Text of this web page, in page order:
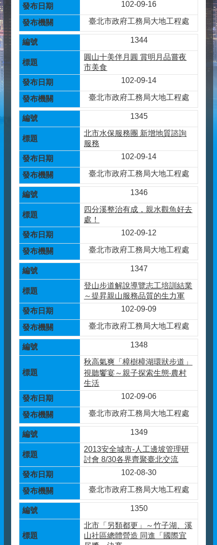
102-09-16
臺北市政府工務局大地工程處
1344
圓山十美伴月圓 賞明月品嘗夜
市美食
102-09-14
臺北市政府工務局大地工程處
1345
北市水保服務團 新增地質諮詢
服務
102-09-14
臺北市政府工務局大地工程處
1346
四分溪整治有成，親水觀魚好去
處！
102-09-12
臺北市政府工務局大地工程處
1347
登山步道解說導覽志工培訓結業
～提昇親山服務品質的生力軍
102-09-09
臺北市政府工務局大地工程處
1348
秋高氣爽「樟樹樟湖環狀步道」
視聽饗宴～親子探索生態‧農村
生活
102-09-06
臺北市政府工務局大地工程處
1349
2013安全城市-人工邊坡管理研
討會 8/30各界齊聚臺北交流
102-08-30
臺北市政府工務局大地工程處
1350
北市「另類都更」～竹子湖、溪
山社區總體營造 同進「國際宜